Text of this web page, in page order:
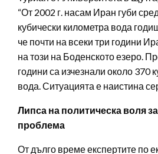
“От 2002 г. насам Иран губи
кубически километра вода
че почти на всеки три години
на този на Боденското езеро.
години са изчезнали около 370
вода. Ситуацията е наистина
Липса на политическа воля
проблема
От дълго време експертите по